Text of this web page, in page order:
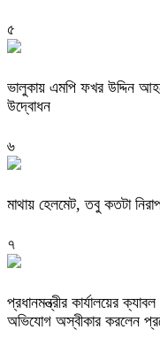
৫
ভালুকায় এমপি ফখর উদ্দিন
উদ্বোধন
৬
মাথায় হেলমেট, তবু কতটা
৭
প্রধানমন্ত্রীর কার্যালয়ের
অভিযোগ অস্বীকার করলেন